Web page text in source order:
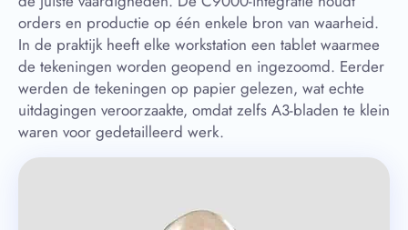
orders en productie op één enkele bron van waarheid.
In de praktijk heeft elke workstation een tablet waarmee
de tekeningen worden geopend en ingezoomd. Eerder
werden de tekeningen op papier gelezen, wat echte
uitdagingen veroorzaakte, omdat zelfs A3-bladen te klein
waren voor gedetailleerd werk.